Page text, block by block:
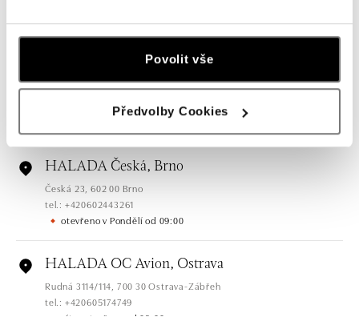
Povolit vše
Předvolby Cookies
zítra otevřeno od 11:00
HALADA Na Příkopě, Praha
Na Příkopě 16, 110 00 Praha 1
tel.: +420608028615
HALADA Česká, Brno
Česká 23, 602 00 Brno
tel.: +420602443261
otevřeno v Pondělí od 09:00
HALADA OC Avion, Ostrava
Rudná 3114/114, 700 30 Ostrava-Zábřeh
tel.: +420605174749